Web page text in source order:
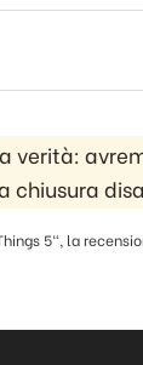
verità:
chiusura
5", la